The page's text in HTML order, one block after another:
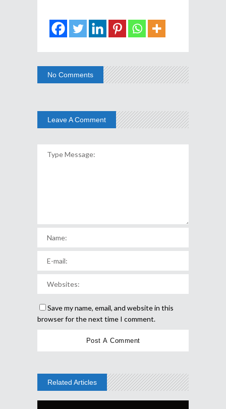
No Comments
Leave A Comment
Save my name, email, and website in this
browser for the next time I comment.
Related Articles